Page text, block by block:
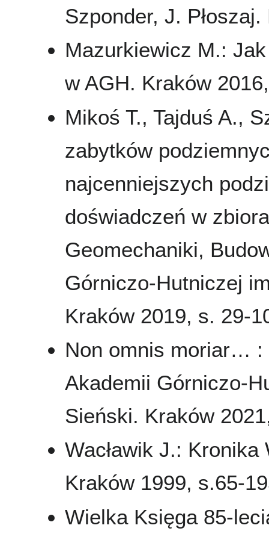
Szponder, J.
Mazurkiewicz M.:
w AGH. Kraków
Mikoś T., Tajduś A.,
zabytków
najcenniejszych
doświadczeń w
Geomechaniki,
Górniczo-Hutniczej
Kraków 2019, s. 29-
Non omnis moriar… :
Akademii Górniczo-
Sieński. Kraków
Wacławik J.: Kronika
Kraków 1999, s.65-
Wielka Księga 85-